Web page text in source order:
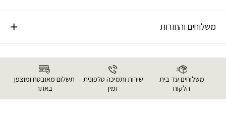
משלוחים והחזרות
משלוחים עד בית
הלקוח
שירות ותמיכה טלפונית
זמין
תשלום מאובטח ומוצפן
באתר